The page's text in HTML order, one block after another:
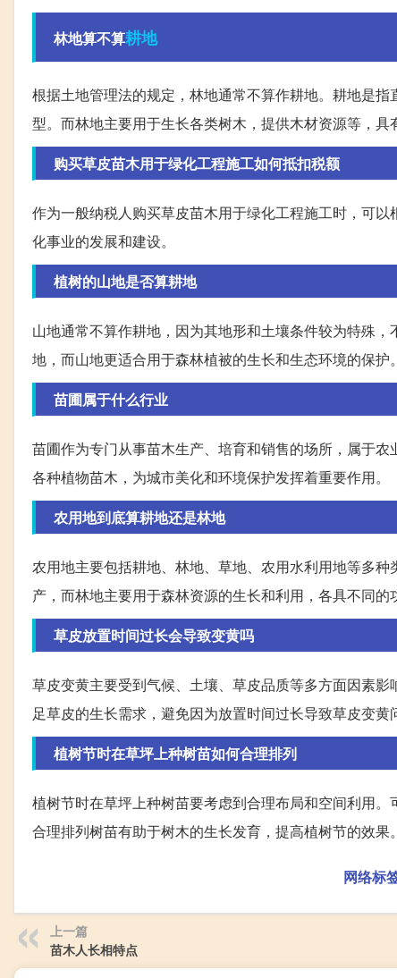
林地算不算耕地
根据土地管理法的规定，林地通常不算作耕地。耕地是
型。而林地主要用于生长各类树木，提供木材资源等，具
购买草皮苗木用于绿化工程施工如何抵扣税额
作为一般纳税人购买草皮苗木用于绿化工程施工时，可
化事业的发展和建设。
植树的山地是否算耕地
山地通常不算作耕地，因为其地形和土壤条件较为特殊
地，而山地更适合用于森林植被的生长和生态环境的保护。
苗圃属于什么行业
苗圃作为专门从事苗木生产、培育和销售的场所，属于
各种植物苗木，为城市美化和环境保护发挥着重要作用。
农用地到底算耕地还是林地
农用地主要包括耕地、林地、草地、农用水利用地等多
产，而林地主要用于森林资源的生长和利用，各具不同的
草皮放置时间过长会导致变黄吗
草皮变黄主要受到气候、土壤、草皮品质等多方面因素
足草皮的生长需求，避免因为放置时间过长导致草皮变黄
植树节时在草坪上种树苗如何合理排列
植树节时在草坪上种树苗要考虑到合理布局和空间利用
合理排列树苗有助于树木的生长发育，提高植树节的效果。
网络标
上一篇
苗木人长相特点